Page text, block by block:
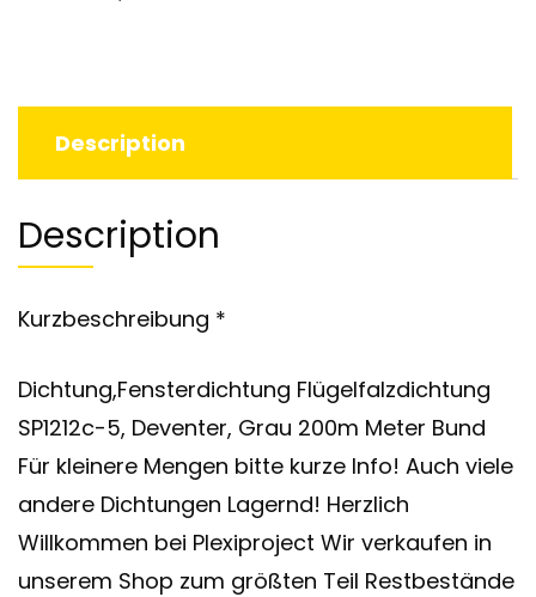
Description
Description
Kurzbeschreibung *
Dichtung,Fensterdichtung Flügelfalzdichtung
SP1212c-5, Deventer, Grau 200m Meter Bund
Für kleinere Mengen bitte kurze Info! Auch viele
andere Dichtungen Lagernd! Herzlich
Willkommen bei Plexiproject Wir verkaufen in
unserem Shop zum größten Teil Restbestände